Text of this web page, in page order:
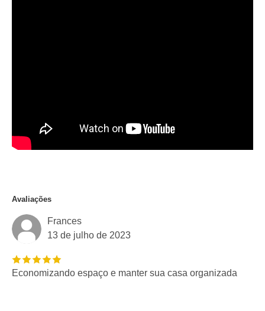
Avaliações
Frances
13 de julho de 2023
Economizando espaço e manter sua casa organizada